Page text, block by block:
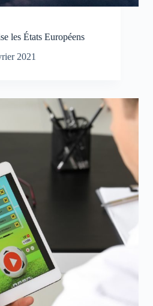
les États Européens
2021